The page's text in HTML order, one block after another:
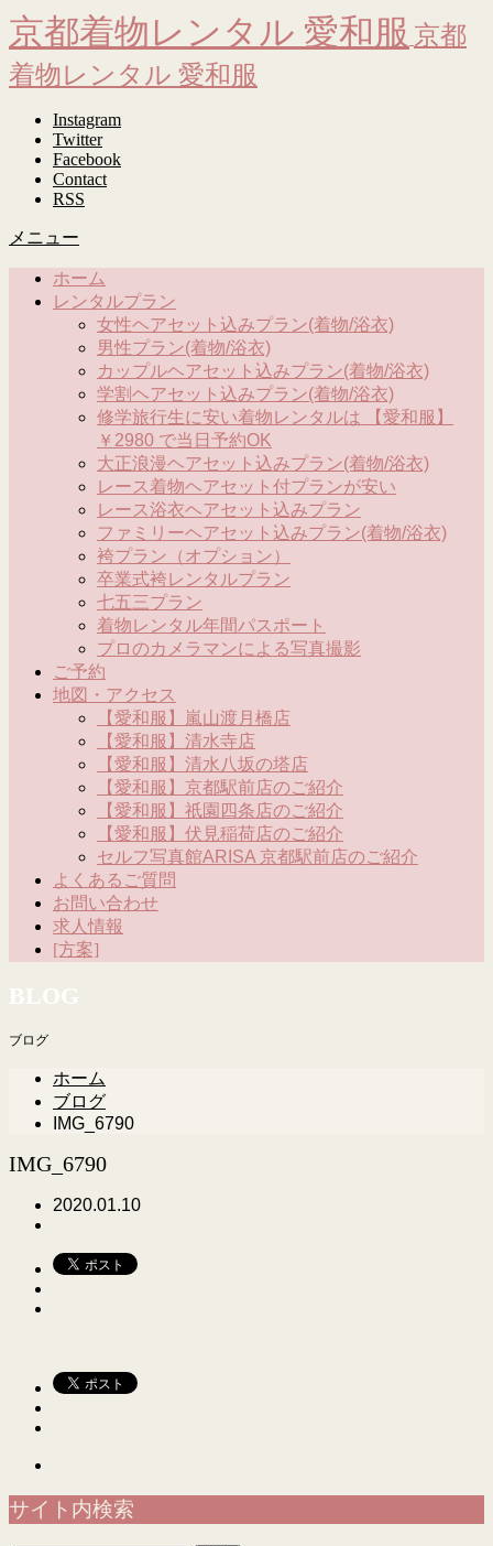
京都着物レンタル 愛和服 京都
着物レンタル 愛和服
Instagram
Twitter
Facebook
Contact
RSS
メニュー
ホーム
レンタルプラン
女性ヘアセット込みプラン(着物/浴衣)
男性プラン(着物/浴衣)
カップルヘアセット込みプラン(着物/浴衣)
学割ヘアセット込みプラン(着物/浴衣)
修学旅行生に安い着物レンタルは 【愛和服】
￥2980 で当日予約OK
大正浪漫ヘアセット込みプラン(着物/浴衣)
レース着物ヘアセット付プランが安い
レース浴衣ヘアセット込みプラン
ファミリーヘアセット込みプラン(着物/浴衣)
袴プラン（オプション）
卒業式袴レンタルプラン
七五三プラン
着物レンタル年間パスポート
プロのカメラマンによる写真撮影
ご予約
地図・アクセス
【愛和服】嵐山渡月橋店
【愛和服】清水寺店
【愛和服】清水八坂の塔店
【愛和服】京都駅前店のご紹介
【愛和服】祇園四条店のご紹介
【愛和服】伏見稲荷店のご紹介
セルフ写真館ARISA 京都駅前店のご紹介
よくあるご質問
お問い合わせ
求人情報
[方案]
BLOG
ブログ
ホーム
ブログ
IMG_6790
IMG_6790
2020.01.10
サイト内検索